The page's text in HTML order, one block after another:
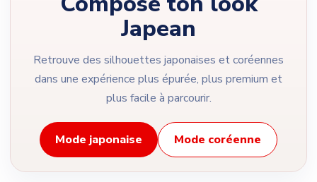
Japean
Retrouve des silhouettes japonaises et coréennes
dans une expérience plus épurée, plus premium et
plus facile à parcourir.
Mode japonaise Mode coréenne